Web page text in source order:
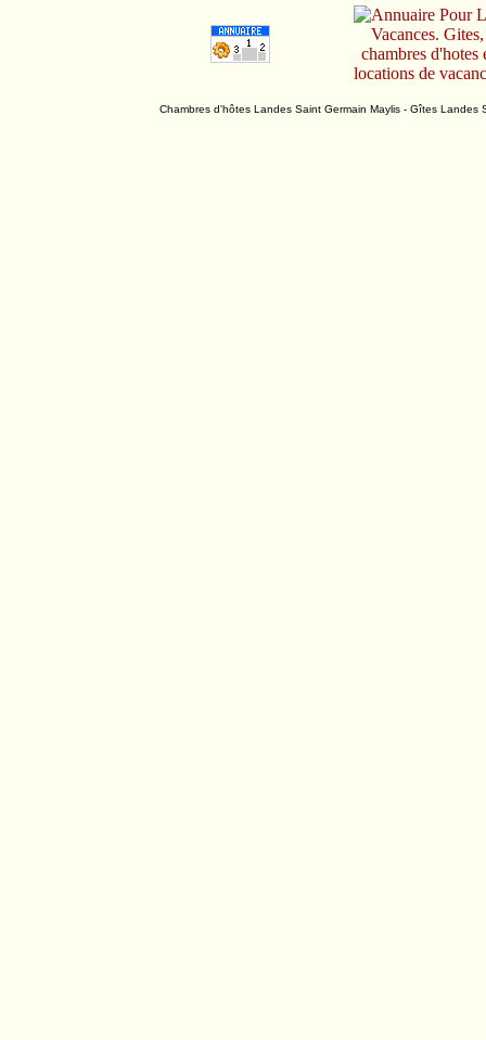
Chambres d'hôtes Landes Saint Germain Maylis - Gîtes Landes